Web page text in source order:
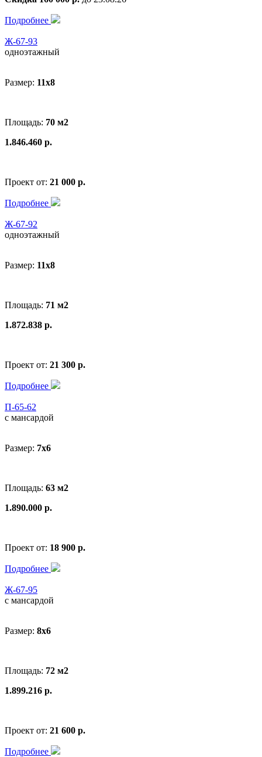
Подробнее
Ж-67-93
одноэтажный
Размер: 11x8
Площадь: 70 м2
1.846.460 р.
Проект от: 21 000 р.
Подробнее
Ж-67-92
одноэтажный
Размер: 11x8
Площадь: 71 м2
1.872.838 р.
Проект от: 21 300 р.
Подробнее
П-65-62
с мансардой
Размер: 7х6
Площадь: 63 м2
1.890.000 р.
Проект от: 18 900 р.
Подробнее
Ж-67-95
с мансардой
Размер: 8x6
Площадь: 72 м2
1.899.216 р.
Проект от: 21 600 р.
Подробнее